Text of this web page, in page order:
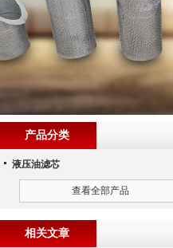
产品分类
液压油滤芯
查看全部产品
相关文章